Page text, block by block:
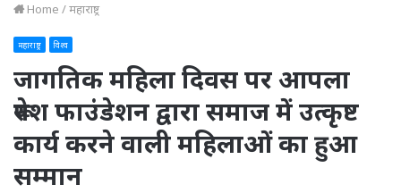
Home /महाराष्ट्र
महाराष्ट्र विश्व
जागतिक महिला दिवस पर आपला
रूपेश फाउंडेशन द्वारा समाज में उत्कृष्ट
कार्य करने वाली महिलाओं का हुआ
सम्मान